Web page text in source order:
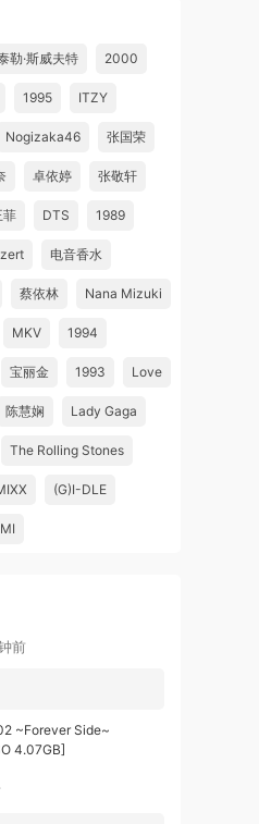
勒·斯威夫特 2000
1995 ITZY
Nogizaka46 张国荣
卓依婷 张敬轩
菲 DTS 1989
电音香水
蔡依林 Nana Mizuki
MKV 1994
宝丽金 1993 Love
陈慧娴 Lady Gaga
The Rolling Stones
(G)I-DLE
前
~Forever Side~
4.07GB]